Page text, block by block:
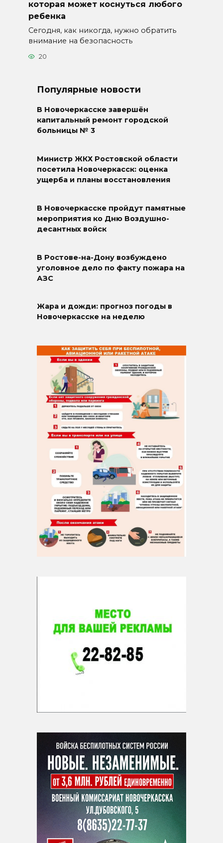
которая может коснуться любого
ребенка
Сегодня, как никогда, нужно обратить
внимание на безопасность
20
Популярные новости
В Новочеркасске завершён
капитальный ремонт городской
больницы № 3
Министр ЖКХ Ростовской области
посетила Новочеркасск: оценка
ущерба и планы восстановления
В Новочеркасске пройдут памятные
мероприятия ко Дню Воздушно-
десантных войск
В Ростове-на-Дону возбуждено
уголовное дело по факту пожара на
АЗС
Жара и дожди: прогноз погоды в
Новочеркасске на неделю